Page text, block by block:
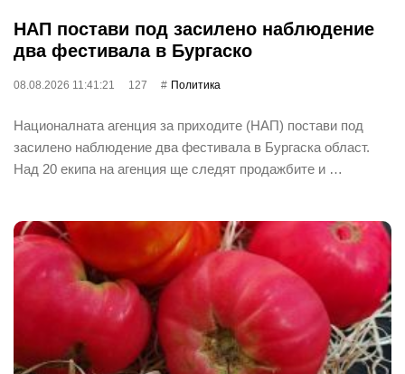
НАП постави под засилено наблюдение
два фестивала в Бургаско
08.08.2026 11:41:21 127 Политика
Националната агенция за приходите (НАП) постави под
засилено наблюдение два фестивала в Бургаска област.
Над 20 екипа на агенция ще следят продажбите и …